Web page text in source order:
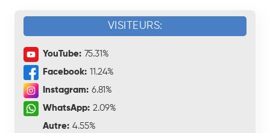
VISITEURS:
YouTube: 75.31%
Facebook: 11.24%
Instagram: 6.81%
WhatsApp: 2.09%
Autre: 4.55%